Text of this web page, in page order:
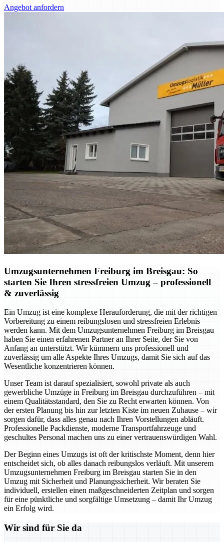
Angebot anfordern
Umzugsunternehmen Freiburg im Breisgau: So
starten Sie Ihren stressfreien Umzug – professionell
& zuverlässig
Ein Umzug ist eine komplexe Herauforderung, die mit der richtigen
Vorbereitung zu einem reibungslosen und stressfreien Erlebnis
werden kann. Mit dem Umzugsunternehmen Freiburg im Breisgau
haben Sie einen erfahrenen Partner an Ihrer Seite, der Sie von
Anfang an unterstützt. Wir kümmern uns professionell und
zuverlässig um alle Aspekte Ihres Umzugs, damit Sie sich auf das
Wesentliche konzentrieren können.
Unser Team ist darauf spezialisiert, sowohl private als auch
gewerbliche Umzüge in Freiburg im Breisgau durchzuführen – mit
einem Qualitätsstandard, den Sie zu Recht erwarten können. Von
der ersten Planung bis hin zur letzten Kiste im neuen Zuhause – wir
sorgen dafür, dass alles genau nach Ihren Vorstellungen abläuft.
Professionelle Packdienste, moderne Transportfahrzeuge und
geschultes Personal machen uns zu einer vertrauenswürdigen Wahl.
Der Beginn eines Umzugs ist oft der kritischste Moment, denn hier
entscheidet sich, ob alles danach reibungslos verläuft. Mit unserem
Umzugsunternehmen Freiburg im Breisgau starten Sie in den
Umzug mit Sicherheit und Planungssicherheit. Wir beraten Sie
individuell, erstellen einen maßgeschneiderten Zeitplan und sorgen
für eine pünktliche und sorgfältige Umsetzung – damit Ihr Umzug
ein Erfolg wird.
Wir sind für Sie da